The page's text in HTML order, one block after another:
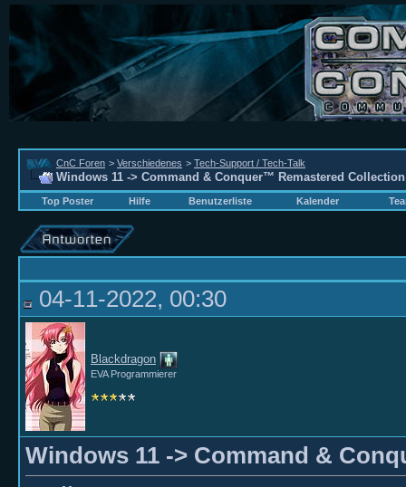
CnC Foren > Verschiedenes > Tech-Support / Tech-Talk
Windows 11 -> Command & Conquer™ Remastered Collection
Top Poster Hilfe Benutzerliste Kalender
04-11-2022, 00:30
Blackdragon
EVA Programmierer
Windows 11 -> Command &